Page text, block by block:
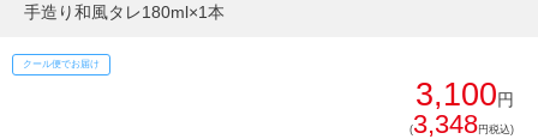
手造り和風タレ180ml×1本
クール便でお届け
3,100円
(3,348円税込)